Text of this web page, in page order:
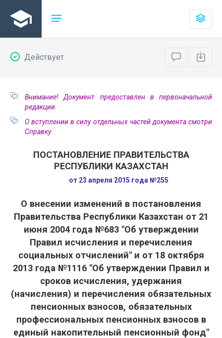
Действует
Внимание! Документ предоставлен в первоначальной
редакции.
О вступлении в силу отдельных частей документа смотри
Справку
ПОСТАНОВЛЕНИЕ ПРАВИТЕЛЬСТВА
РЕСПУБЛИКИ КАЗАХСТАН
от 23 апреля 2015 года №255
О внесении изменений в постановления
Правительства Республики Казахстан от 21
июня 2004 года №683 "Об утверждении
Правил исчисления и перечисления
социальных отчислений" и от 18 октября
2013 года №1116 "Об утверждении Правил и
сроков исчисления, удержания
(начисления) и перечисления обязательных
пенсионных взносов, обязательных
профессиональных пенсионных взносов в
единый накопительный пенсионный фонд"